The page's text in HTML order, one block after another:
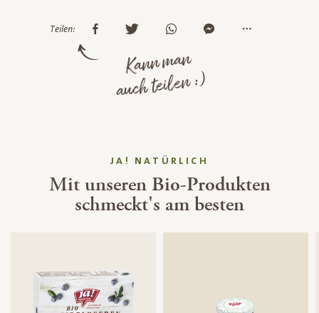
Teilen:
Kann man
auch teilen :)
JA! NATÜRLICH
Mit unseren Bio-Produkten
schmeckt's am besten